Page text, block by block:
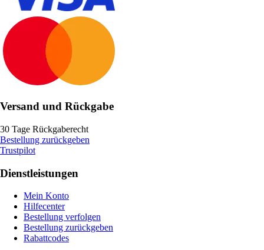
Versand und Rückgabe
30 Tage Rückgaberecht
Bestellung zurückgeben
Trustpilot
Dienstleistungen
Mein Konto
Hilfecenter
Bestellung verfolgen
Bestellung zurückgeben
Rabattcodes